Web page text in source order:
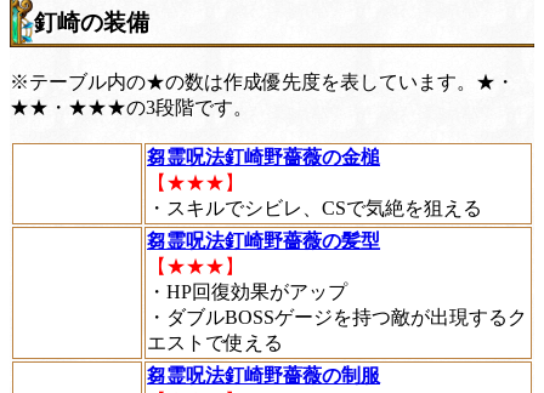
釘崎の装備
※テーブル内の★の数は作成優先度を表しています。★・
★★・★★★の3段階です。
芻霊呪法釘崎野薔薇の金槌
【★★★】
・スキルでシビレ、CSで気絶を狙える
芻霊呪法釘崎野薔薇の髪型
【★★★】
・HP回復効果がアップ
・ダブルBOSSゲージを持つ敵が出現するク
エストで使える
芻霊呪法釘崎野薔薇の制服